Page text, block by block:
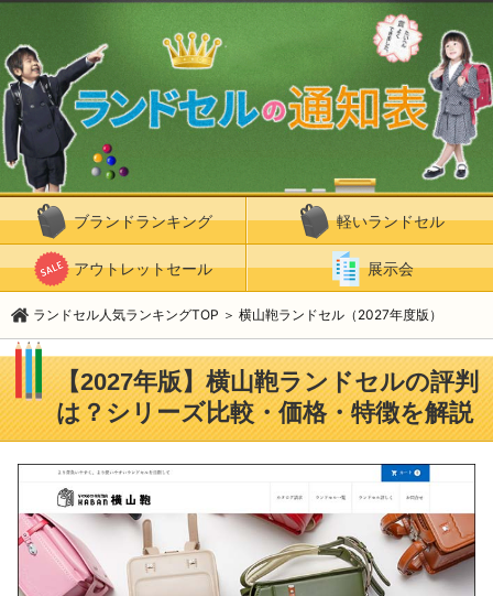
ブランドランキング 軽いランドセル
アウトレットセール 展示会
ランドセル人気ランキングTOP ＞ 横山鞄ランドセル（2027年度版）
【2027年版】横山鞄ランドセルの評判
は？シリーズ比較・価格・特徴を解説